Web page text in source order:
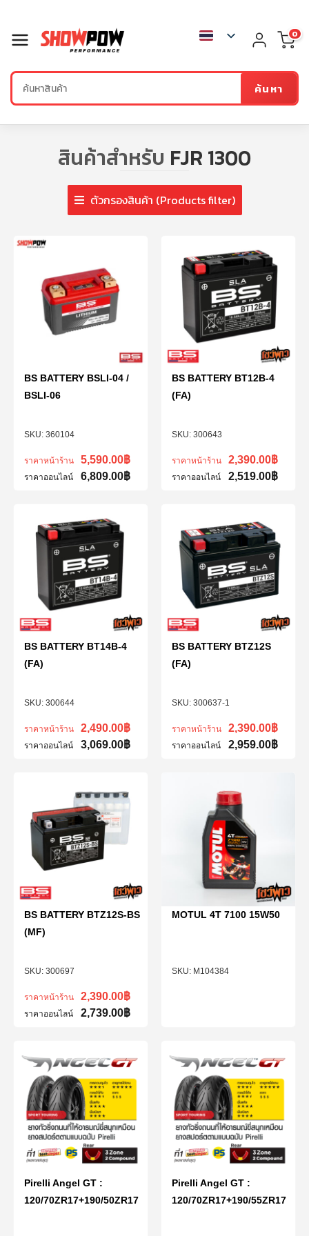
ค้นหา
0
สินค้าสำหรับ FJR 1300
ตัวกรองสินค้า (Products filter)
360104
BS BATTERY BSLI-04 /
BSLI-06
ราคาหน้าร้าน 5,590.00฿
ราคาออนไลน์ 6,809.00฿
300643
BS BATTERY BT12B-4
(FA)
ราคาหน้าร้าน 2,390.00฿
ราคาออนไลน์ 2,519.00฿
300644
BS BATTERY BT14B-4
(FA)
ราคาหน้าร้าน 2,490.00฿
ราคาออนไลน์ 3,069.00฿
300637-1
BS BATTERY BTZ12S
(FA)
ราคาหน้าร้าน 2,390.00฿
ราคาออนไลน์ 2,959.00฿
300697
BS BATTERY BTZ12S-BS
(MF)
ราคาหน้าร้าน 2,390.00฿
ราคาออนไลน์ 2,739.00฿
M104384
MOTUL 4T 7100 15W50
Pirelli Angel GT :
120/70ZR17+190/50ZR17
Pirelli Angel GT :
120/70ZR17+190/55ZR17